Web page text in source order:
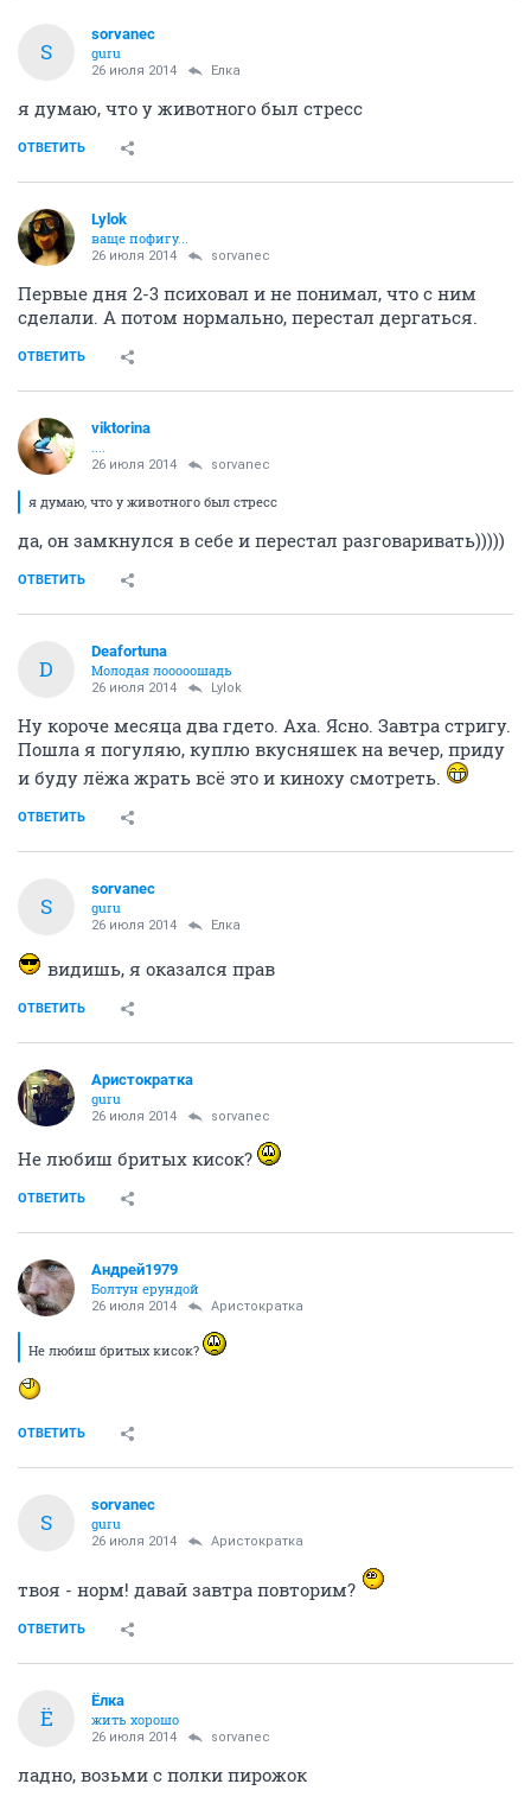
S
sorvanec
guru
26 июля 2014 Ёлка
я думаю, что у животного был стресс
ОТВЕТИТЬ
Lylok
ваще пофигу...
26 июля 2014 sorvanec
Первые дня 2-3 психовал и не понимал, что с ним
сделали. А потом нормально, перестал дергаться.
ОТВЕТИТЬ
viktorina
26 июля 2014 sorvanec
я думаю, что у животного был стресс
да, он замкнулся в себе и перестал разговаривать)))))
ОТВЕТИТЬ
D
Deafortuna
Молодая лооооошадь
26 июля 2014 Lylok
Ну короче месяца два гдето. Аха. Ясно. Завтра стригу.
Пошла я погуляю, куплю вкусняшек на вечер, приду
и буду лёжа жрать всё это и киноху смотреть.
ОТВЕТИТЬ
S
sorvanec
guru
26 июля 2014 Ёлка
видишь, я оказался прав
ОТВЕТИТЬ
Аристократка
guru
26 июля 2014 sorvanec
Не любиш бритых кисок?
ОТВЕТИТЬ
Андрей1979
Болтун ерундой
26 июля 2014 Аристократка
Не любиш бритых кисок?
ОТВЕТИТЬ
S
sorvanec
guru
26 июля 2014 Аристократка
твоя - норм! давай завтра повторим?
ОТВЕТИТЬ
Ё
Ёлка
жить хорошо
26 июля 2014 sorvanec
ладно, возьми с полки пирожок